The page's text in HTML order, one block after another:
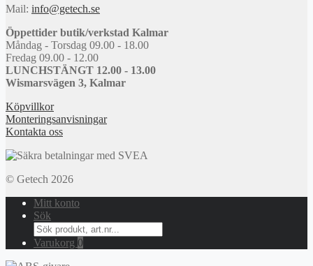
Mail: info@getech.se
Öppettider butik/verkstad Kalmar
Måndag - Torsdag 09.00 - 18.00
Fredag 09.00 - 12.00
LUNCHSTÄNGT 12.00 - 13.00
Wismarsvägen 3, Kalmar
Köpvillkor
Monteringsanvisningar
Kontakta oss
© Getech 2026
Mitt konto
Sök
Search
for:
Varukorg 0